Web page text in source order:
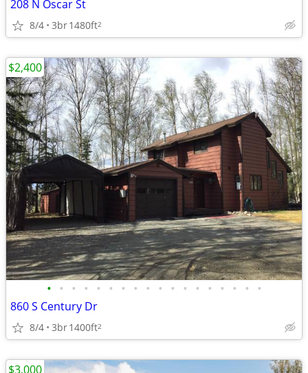
208 N Oscar St
8/4 3br1480ft2
• • • • • • • • • • • • • • • • • •
860 S Century Dr
8/4 3br1400ft2
$2,400
$3,000